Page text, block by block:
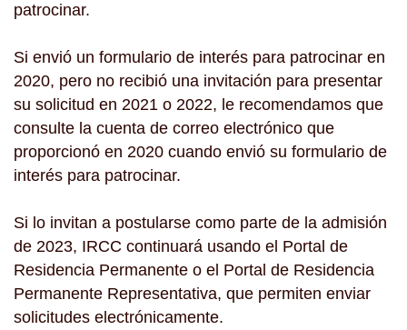
patrocinar.
Si envió un formulario de interés para patrocinar en
2020, pero no recibió una invitación para presentar
su solicitud en 2021 o 2022, le recomendamos que
consulte la cuenta de correo electrónico que
proporcionó en 2020 cuando envió su formulario de
interés para patrocinar.
Si lo invitan a postularse como parte de la admisión
de 2023, IRCC continuará usando el Portal de
Residencia Permanente o el Portal de Residencia
Permanente Representativa, que permiten enviar
solicitudes electrónicamente.